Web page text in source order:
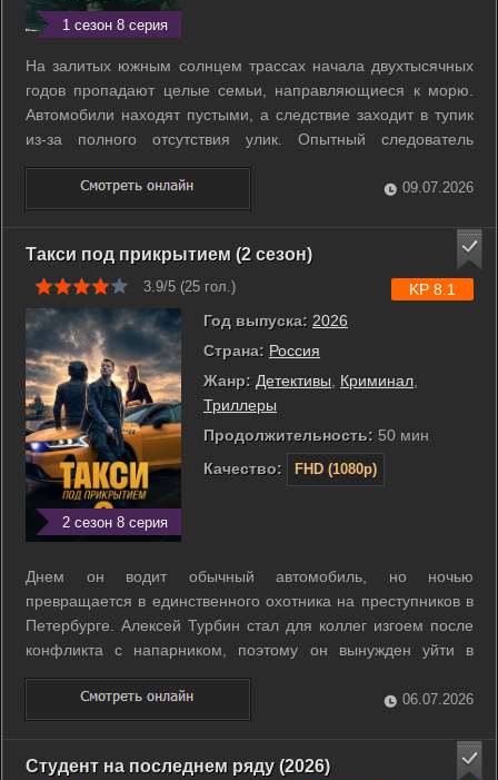
1 сезон 8 серия
На залитых южным солнцем трассах начала двухтысячных
годов пропадают целые семьи, направляющиеся к морю.
Автомобили находят пустыми, а следствие заходит в тупик
из-за полного отсутствия улик. Опытный следователь
Виталий Витвицкий отправляется в Крым вместе с
беременной женой в надежде на спокойный отпуск. Их
личная поездка мгновенно превращается в ...
09.07.2026
Такси под прикрытием (2 сезон)
3.9/5 (25 гол.)
2 сезон 8 серия
Год выпуска: 2026
Страна: Россия
Жанр: Детективы, Криминал,
Триллеры
Продолжительность: 50 мин
Качество:
FHD (1080p)
KP 8.1
Днем он водит обычный автомобиль, но ночью
превращается в единственного охотника на преступников в
Петербурге. Алексей Турбин стал для коллег изгоем после
конфликта с напарником, поэтому он вынужден уйти в
секретный экспериментальный отдел. Теперь его жизнь
проходит за рулем такси, напичканного техникой для слежки
и оперативной работы. Инна ...
06.07.2026
Студент на последнем ряду (2026)